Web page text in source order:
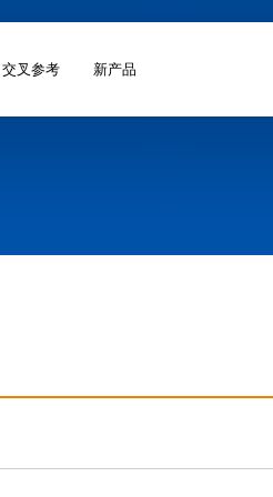
交叉参考 新产品